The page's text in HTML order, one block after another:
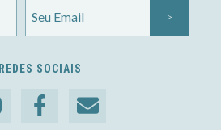
REDES SOCIAIS